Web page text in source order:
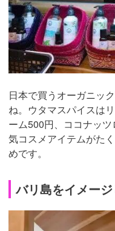
日本で買うオーガニッ
ね。ウタマスパイスは
ーム500円、ココナッ
気コスメアイテムがた
めです。
バリ島をイメー